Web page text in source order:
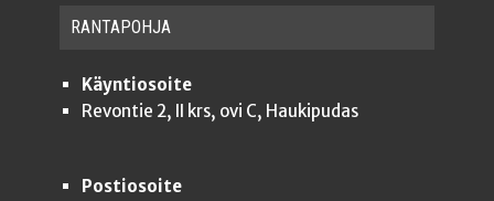
RAN­TA­POH­JA
Käyntiosoite
Revontie 2, II krs, ovi C, Haukipudas
Postiosoite